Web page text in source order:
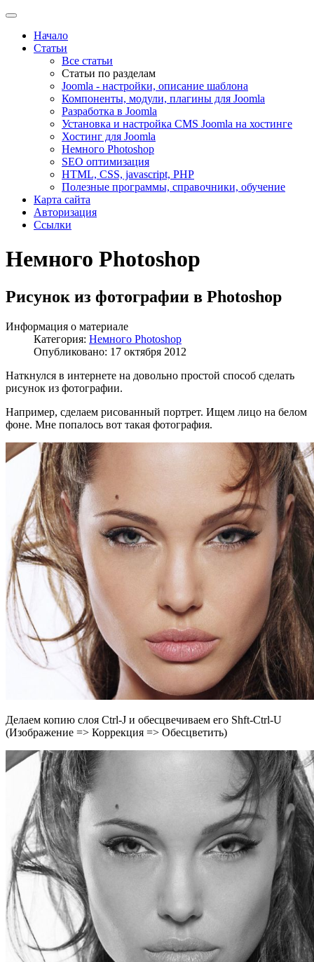
Начало
Статьи
Все статьи
Статьи по разделам
Joomla - настройки, описание шаблона
Компоненты, модули, плагины для Joomla
Разработка в Joomla
Установка и настройка CMS Joomla на хостинге
Хостинг для Joomla
Немного Photoshop
SEO оптимизация
HTML, CSS, javascript, PHP
Полезные программы, справочники, обучение
Карта сайта
Авторизация
Ссылки
Немного Photoshop
Рисунок из фотографии в Photoshop
Информация о материале
Категория: Немного Photoshop
Опубликовано: 17 октября 2012
Наткнулся в интернете на довольно простой способ сделать
рисунок из фотографии.
Например, сделаем рисованный портрет. Ищем лицо на белом
фоне. Мне попалось вот такая фотография.
Делаем копию слоя Ctrl-J и обесцвечиваем его Shft-Ctrl-U
(Изображение => Коррекция => Обесцветить)